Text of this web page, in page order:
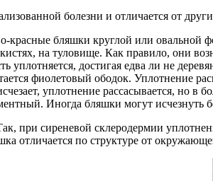
болезни и отличается от
красные бляшки круглой или овальной
на туловище. Как правило, они
уплотняется, достигая едва ли не
фиолетовый ободок. Уплотнение
уплотнение рассасывается, но в
Иногда бляшки могут исчезнуть
при сиреневой склеродермии
отличается по структуре от